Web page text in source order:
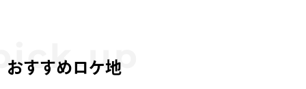
おすすめロケ地